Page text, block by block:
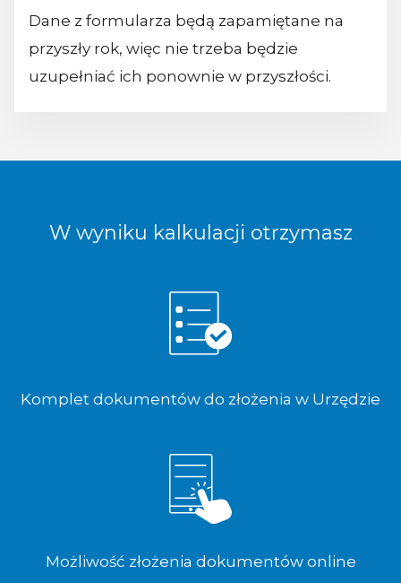
Dane z formularza będą zapamiętane na
przyszły rok, więc nie trzeba będzie
uzupełniać ich ponownie w przyszłości.
W wyniku kalkulacji otrzymasz
Komplet dokumentów do złożenia w Urzędzie
Możliwość złożenia dokumentów online